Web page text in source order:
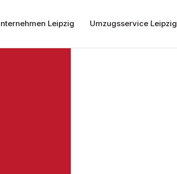
Leipzig Umzugsservice Leipzig